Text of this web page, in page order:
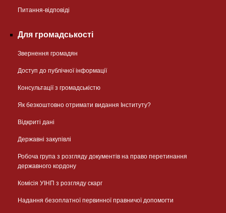
Питання-відповіді
Для громадськості
Звернення громадян
Доступ до публічної інформації
Консультації з громадськістю
Як безкоштовно отримати видання Інституту?
Відкриті дані
Державні закупівлі
Робоча група з розгляду документів на право перетинання
державного кордону
Комісія УІНП з розгляду скарг
Надання безоплатної первинної правничої допомогти